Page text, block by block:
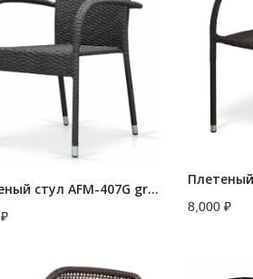
Плетеный стул AFM-407G grey
₽
8,000 ₽